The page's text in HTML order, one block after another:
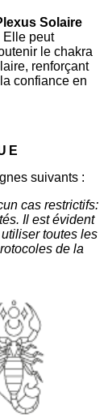
Solaire
Elle peut
le chakra
renforçant
confiance en
suivants :
cas restrictifs:
Il est évident
toutes les
de la